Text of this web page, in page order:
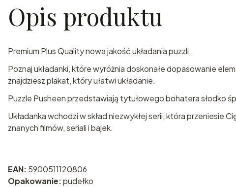
Opis produktu
Premium Plus Quality nowa jakość układania puzzli.
Poznaj układanki, które wyróżnia doskonałe dopasowanie
znajdziesz plakat, który ułatwi układanie.
Puzzle Pusheen przedstawiają tytułowego bohatera słodko
Układanka wchodzi w skład niezwykłej serii, która
znanych filmów, seriali i bajek.
EAN: 5900511120806
Opakowanie:pudełko